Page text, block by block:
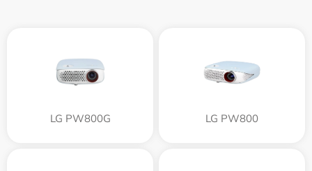
LG PW800G LG PW800